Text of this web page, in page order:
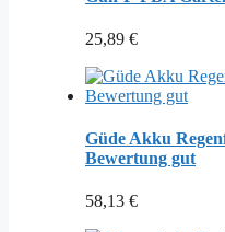
25,89 €
Güde Akku
Bewertung gut
58,13 €